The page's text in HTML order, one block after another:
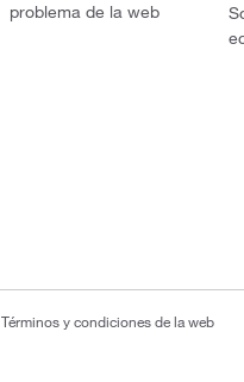
problema de la web
Términos y condiciones de la web